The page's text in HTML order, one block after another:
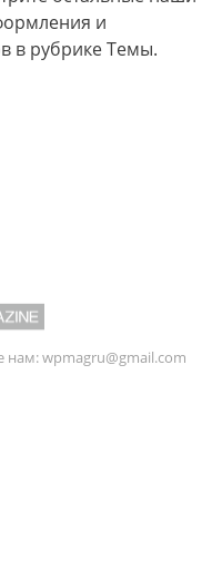
и
в рубрике Темы.
нам:wpmagru@gmail.com